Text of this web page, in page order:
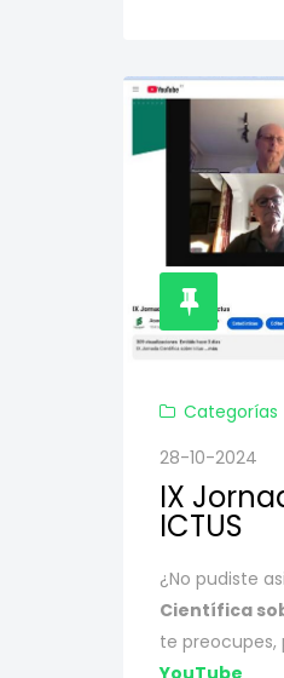
Categorías
28-10-2024
IX
ICTUS
¿No pudiste
Científica
te preocupes,
YouTube